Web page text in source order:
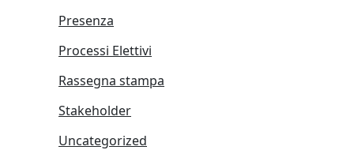
Presenza
Processi Elettivi
Rassegna stampa
Stakeholder
Uncategorized